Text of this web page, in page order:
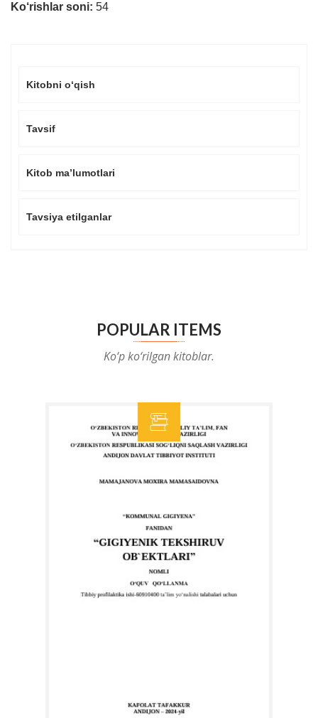
Ko‘rishlar soni: 54
Kitobni o‘qish
Tavsif
Kitob ma’lumotlari
Tavsiya etilganlar
POPULAR ITEMS
Ko‘p ko‘rilgan kitoblar.